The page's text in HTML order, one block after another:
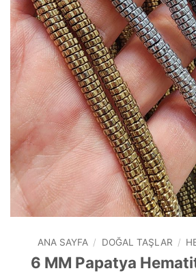
ANA SAYFA / DOĞAL TAŞLAR /
6 MM Papatya